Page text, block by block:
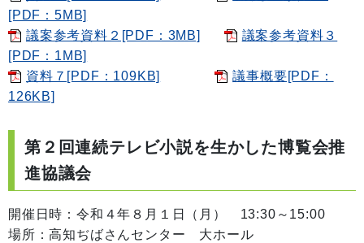
[PDF：5MB]
議案参考資料２[PDF：3MB]
議案参考資料３
[PDF：1MB]
資料７[PDF：109KB]
議事概要[PDF：
126KB]
第２回連続テレビ小説を生かした博覧会推
進協議会
開催日時：令和４年８月１日（月） 13:30～15:00
場所：高知ぢばさんセンター 大ホール